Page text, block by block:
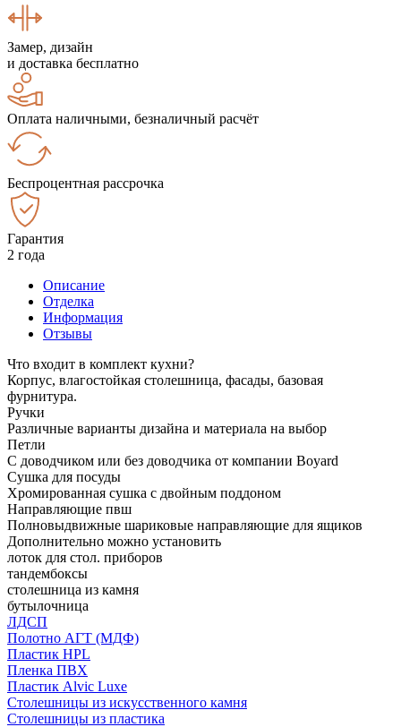
Замер, дизайн
и доставка бесплатно
Оплата наличными, безналичный расчёт
Беспроцентная рассрочка
Гарантия
2 года
Описание
Отделка
Информация
Отзывы
Что входит в комплект кухни?
Корпус, влагостойкая столешница, фасады, базовая
фурнитура.
Ручки
Различные варианты дизайна и материала на выбор
Петли
С доводчиком или без доводчика от компании Boyard
Сушка для посуды
Хромированная сушка с двойным поддоном
Направляющие пвш
Полновыдвижные шариковые направляющие для ящиков
Дополнительно можно установить
лоток для стол. приборов
тандембоксы
столешница из камня
бутылочница
ЛДСП
Полотно АГТ (МДФ)
Пластик HPL
Пленка ПВХ
Пластик Alvic Luxe
Столешницы из искусственного камня
Столешницы из пластика